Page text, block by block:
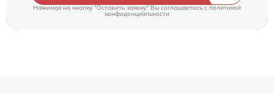
Нажимая на кнопку "Оставить заявку" Вы соглашаетесь cполитикой
конфиденциальности